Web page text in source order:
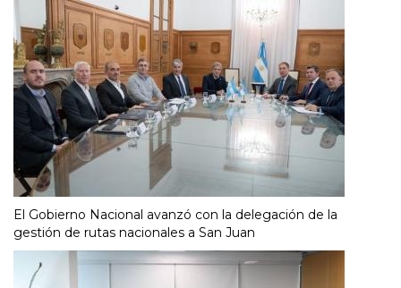
El Gobierno Nacional avanzó con la delegación de la
gestión de rutas nacionales a San Juan